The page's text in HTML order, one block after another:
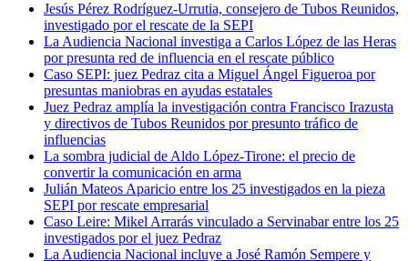
Jesús Pérez Rodríguez-Urrutia, consejero de Tubos Reunidos,
investigado por el rescate de la SEPI
La Audiencia Nacional investiga a Carlos López de las Heras
por presunta red de influencia en el rescate público
Caso SEPI: juez Pedraz cita a Miguel Ángel Figueroa por
presuntas maniobras en ayudas estatales
Juez Pedraz amplía la investigación contra Francisco Irazusta
y directivos de Tubos Reunidos por presunto tráfico de
influencias
La sombra judicial de Aldo López-Tirone: el precio de
convertir la comunicación en arma
Julián Mateos Aparicio entre los 25 investigados en la pieza
SEPI por rescate empresarial
Caso Leire: Mikel Arrarás vinculado a Servinabar entre los 25
investigados por el juez Pedraz
La Audiencia Nacional incluye a José Ramón Sempere y